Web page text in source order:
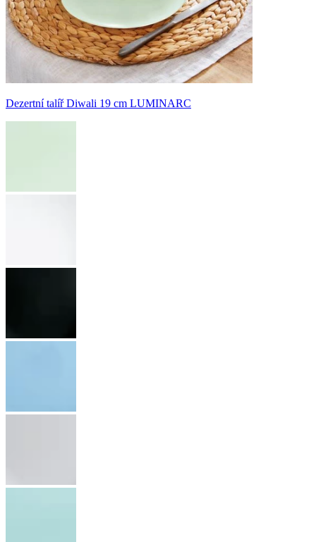
Dezertní talíř Diwali 19 cm LUMINARC